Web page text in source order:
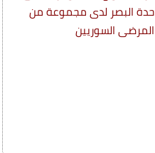
حدة البصر لدى مجموعة من
المرضى السوريين